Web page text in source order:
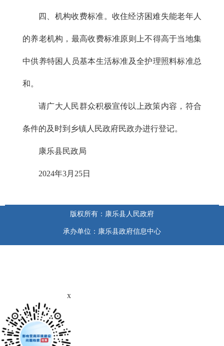
四、机构收费标准。收住经济困难失能老年人
的养老机构，最高收费标准原则上不得高于当地集
中供养特困人员基本生活标准及全护理照料标准总
和。
请广大人民群众积极宣传以上政策内容，符合
条件的及时到乡镇人民政府民政办进行登记。
康乐县民政局
2024年3月25日
版权所有：康乐县人民政府
承办单位：康乐县政府信息中心
x